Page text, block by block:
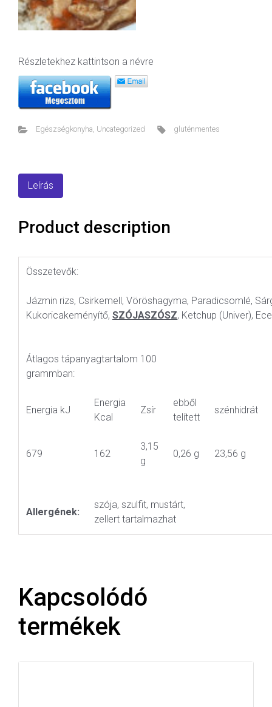
Részletekhez kattintson a névre
Egészségkonyha, Uncategorized gluténmentes
Leírás
Product description
Összetevők:
Jázmin rizs, Csirkemell, Vöröshagyma, Paradicsomlé,
Kukoricakeményítő, SZÓJASZÓSZ, Ketchup (Univer),
Átlagos tápanyagtartalom 100
grammban:
Energia kJ
Energia
Kcal
Zsír
ebből
telített
szénhidrát
679 162
3,15
g
0,26 g 23,56 g
Allergének:
szója, szulfit, mustárt,
zellert tartalmazhat
Kapcsolódó
termékek